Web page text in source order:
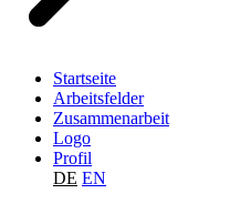
Startseite
Arbeitsfelder
Zusammenarbeit
Logo
Profil
DE EN